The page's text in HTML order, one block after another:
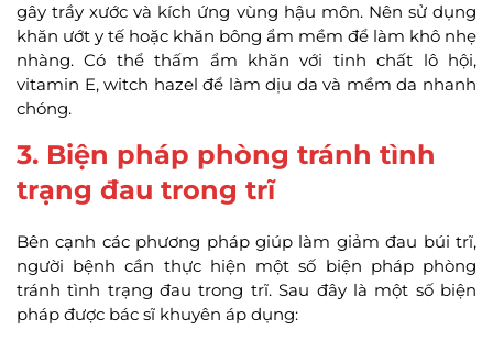
gây trầy xước và kích ứng vùng hậu môn. Nên sử dụng
khăn ướt y tế hoặc khăn bông ẩm mềm để làm khô nhẹ
nhàng. Có thể thấm ẩm khăn với tinh chất lô hội,
vitamin E, witch hazel để làm dịu da và mềm da nhanh
chóng.
3. Biện pháp phòng tránh tình
trạng đau trong trĩ
Bên cạnh các phương pháp giúp làm giảm đau búi trĩ,
người bệnh cần thực hiện một số biện pháp phòng
tránh tình trạng đau trong trĩ. Sau đây là một số biện
pháp được bác sĩ khuyên áp dụng: